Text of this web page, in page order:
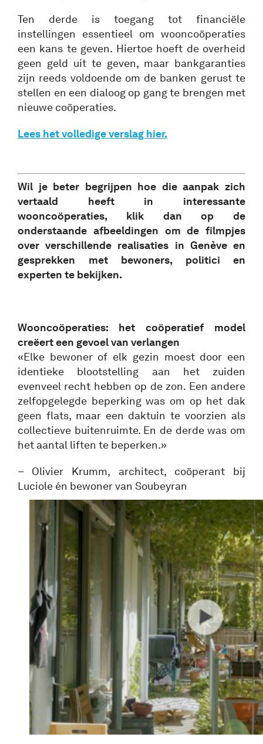
Ten derde is toegang tot financiële
instellingen essentieel om wooncoöperaties
een kans te geven. Hiertoe hoeft de overheid
geen geld uit te geven, maar bankgaranties
zijn reeds voldoende om de banken gerust te
stellen en een dialoog op gang te brengen met
nieuwe coöperaties.
Lees het volledige verslag hier.
Wil je beter begrijpen hoe die aanpak zich
vertaald heeft in interessante
wooncoöperaties, klik dan op de
onderstaande afbeeldingen om de filmpjes
over verschillende realisaties in Genève en
gesprekken met bewoners, politici en
experten te bekijken.
Wooncoöperaties: het coöperatief model
creëert een gevoel van verlangen
«Elke bewoner of elk gezin moest door een
identieke blootstelling aan het zuiden
evenveel recht hebben op de zon. Een andere
zelfopgelegde beperking was om op het dak
geen flats, maar een daktuin te voorzien als
collectieve buitenruimte. En de derde was om
het aantal liften te beperken.»
– Olivier Krumm, architect, coöperant bij
Luciole én bewoner van Soubeyran